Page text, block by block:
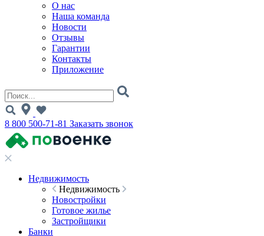
О нас
Наша команда
Новости
Отзывы
Гарантии
Контакты
Приложение
8 800 500-71-81 Заказать звонок
Недвижимость
Недвижимость
Новостройки
Готовое жилье
Застройщики
Банки